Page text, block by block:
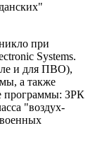
при
Systems.
и для ПВО),
а также
программы: ЗРК
"воздух-